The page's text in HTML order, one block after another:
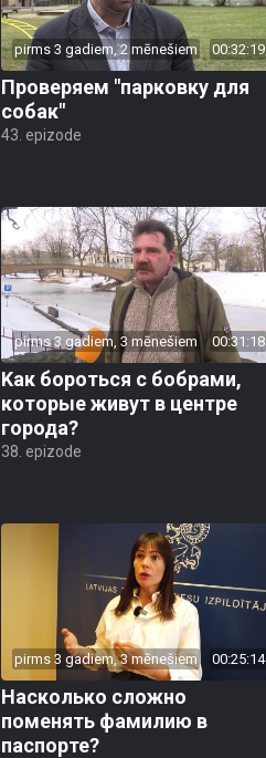
pirms 3 gadiem, 2 mēnešiem 00:32:19
Проверяем "парковку для
собак"
43. epizode
pirms 3 gadiem, 3 mēnešiem 00:31:18
Kак бороться с бобрами,
которые живут в центре
города?
38. epizode
pirms 3 gadiem, 3 mēnešiem 00:25:14
Насколько сложно
поменять фамилию в
паспорте?